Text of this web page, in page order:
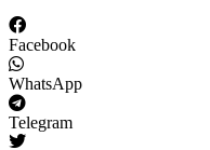
Facebook
WhatsApp
Telegram